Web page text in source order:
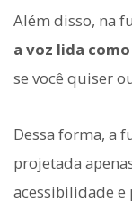
Além disso, na
a voz lida
se você quiser
Dessa forma, a
projetada
acessibilidade e